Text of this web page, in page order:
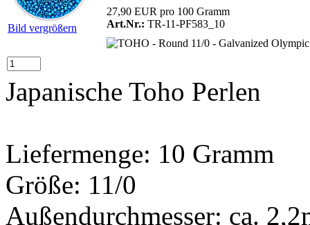
Bild vergrößern
27,90 EUR pro 100 Gramm
Art.Nr.: TR-11-PF583_10
Japanische Toho Perlen
Liefermenge: 10 Gramm
Größe: 11/0
Außendurchmesser: ca.